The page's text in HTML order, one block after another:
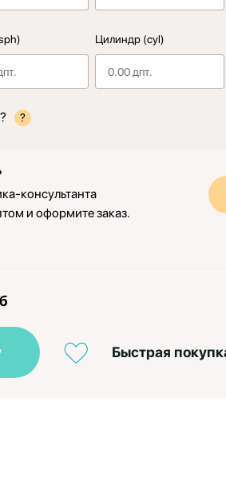
Цилиндр (cyl)
?
консультанта
и оформите заказ.
Быстрая